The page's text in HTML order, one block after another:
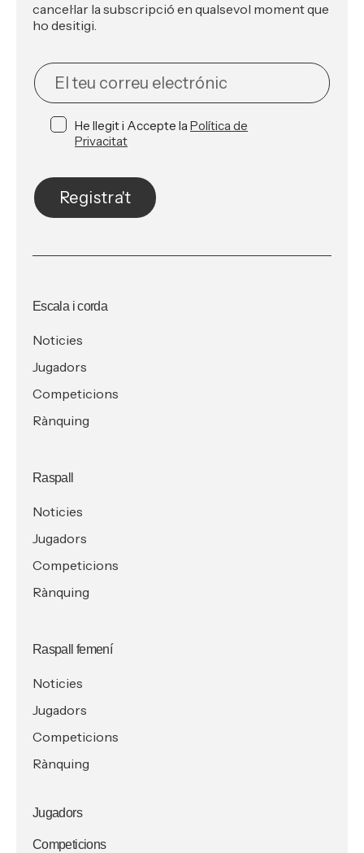
cancel·lar la subscripció en qualsevol moment que
ho desitigi.
NEWSLETTER
He llegit i Accepte la Política de
Privacitat
Registra't
Escala i corda
Noticies
Jugadors
Competicions
Rànquing
Raspall
Noticies
Jugadors
Competicions
Rànquing
Raspall femení
Noticies
Jugadors
Competicions
Rànquing
Jugadors
Competicions